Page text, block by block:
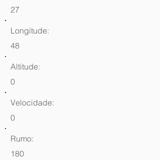
27
Longitude:
48
Altitude:
0
Velocidade:
0
Rumo:
180